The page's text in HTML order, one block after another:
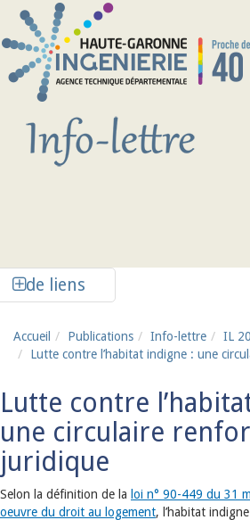
Aller au contenu principal
de liens
Accueil Publications Info-lettre IL
Lutte contre l’habitat indigne : une
Lutte contre
une circulaire
juridique
Selon la définition de la loi n° 90-449 du 31
oeuvre du droit au logement, l’habitat